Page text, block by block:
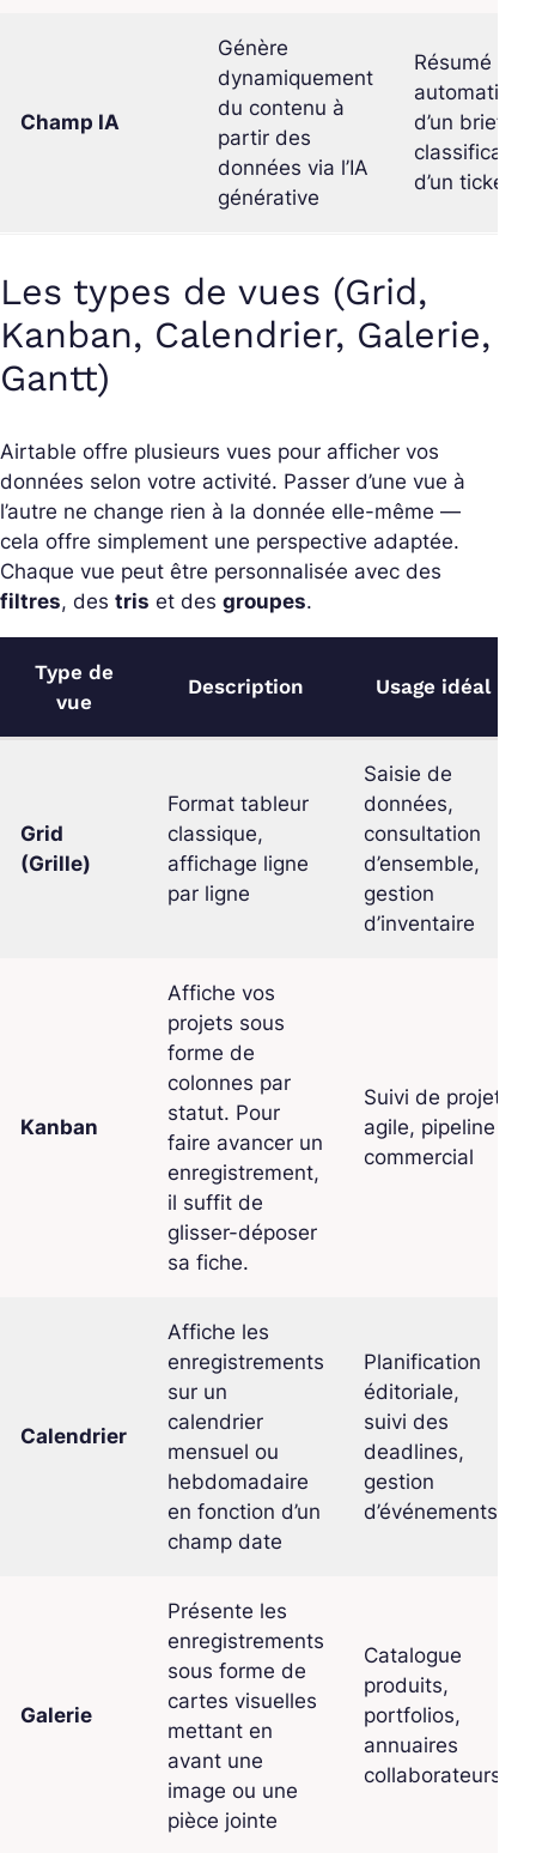
Champ IA
Génère
dynamiquement
du contenu à
partir des
données via l’IA
générative
Résumé
automatique
d’un brief,
d’un ticket
Les types de vues (Grid,
Kanban, Calendrier, Galerie,
Gantt)
Airtable offre plusieurs vues pour afficher vos
données selon votre activité. Passer d’une vue à
l’autre ne change rien à la donnée elle-même —
cela offre simplement une perspective adaptée.
Chaque vue peut être personnalisée avec des
filtres, des tris et des groupes.
Type de
vue
Description Usage idéal
Grid
(Grille)
Format tableur
classique,
affichage ligne
par ligne
Saisie de
données,
consultation
d’ensemble,
gestion
d’inventaire
Kanban
Affiche vos
projets sous
forme de
colonnes par
statut. Pour
faire avancer un
enregistrement,
il suffit de
glisser-déposer
sa fiche.
Suivi de projet
agile, pipeline
commercial
Calendrier
Affiche les
enregistrements
sur un
calendrier
mensuel ou
hebdomadaire
en fonction d’un
champ date
Planification
éditoriale,
suivi des
deadlines,
gestion
d’événements
Galerie
Présente les
enregistrements
sous forme de
cartes visuelles
mettant en
avant une
image ou une
pièce jointe
Catalogue
produits,
portfolios,
annuaires
collaborateurs